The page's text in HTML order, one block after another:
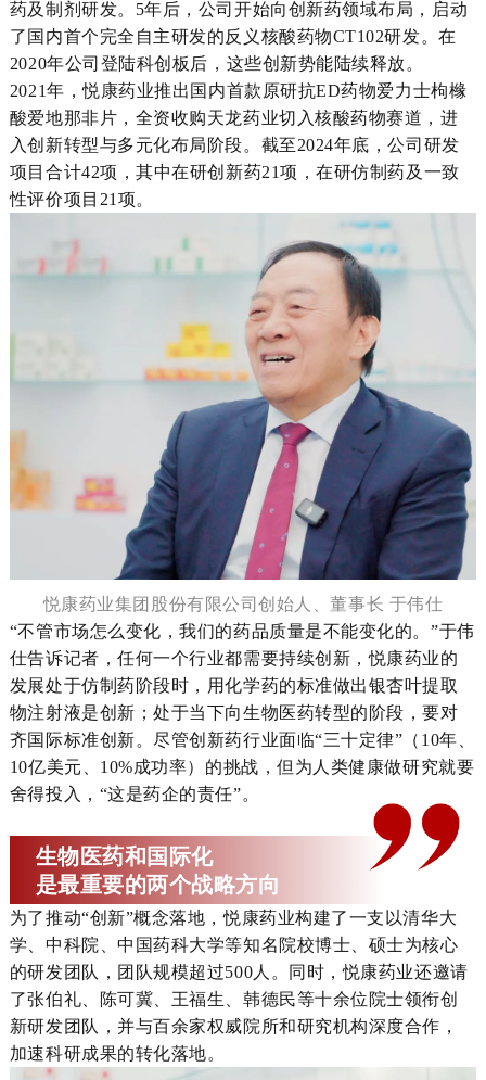
药及制剂研发。5年后，公司开始向创新药领域布局，启动
了国内首个完全自主研发的反义核酸药物CT102研发。在
2020年公司登陆科创板后，这些创新势能陆续释放。
2021年，悦康药业推出国内首款原研抗ED药物爱力士枸橼
酸爱地那非片，全资收购天龙药业切入核酸药物赛道，进
入创新转型与多元化布局阶段。截至2024年底，公司研发
项目合计42项，其中在研创新药21项，在研仿制药及一致
性评价项目21项。
悦康药业集团股份有限公司创始人、董事长 于伟仕
“不管市场怎么变化，我们的药品质量是不能变化的。”于伟
仕告诉记者，任何一个行业都需要持续创新，悦康药业的
发展处于仿制药阶段时，用化学药的标准做出银杏叶提取
物注射液是创新；处于当下向生物医药转型的阶段，要对
齐国际标准创新。尽管创新药行业面临“三十定律”（10年、
10亿美元、10%成功率）的挑战，但为人类健康做研究就要
舍得投入，“这是药企的责任”。
生物医药和国际化
是最重要的两个战略方向
为了推动“创新”概念落地，悦康药业构建了一支以清华大
学、中科院、中国药科大学等知名院校博士、硕士为核心
的研发团队，团队规模超过500人。同时，悦康药业还邀请
了张伯礼、陈可冀、王福生、韩德民等十余位院士领衔创
新研发团队，并与百余家权威院所和研究机构深度合作，
加速科研成果的转化落地。